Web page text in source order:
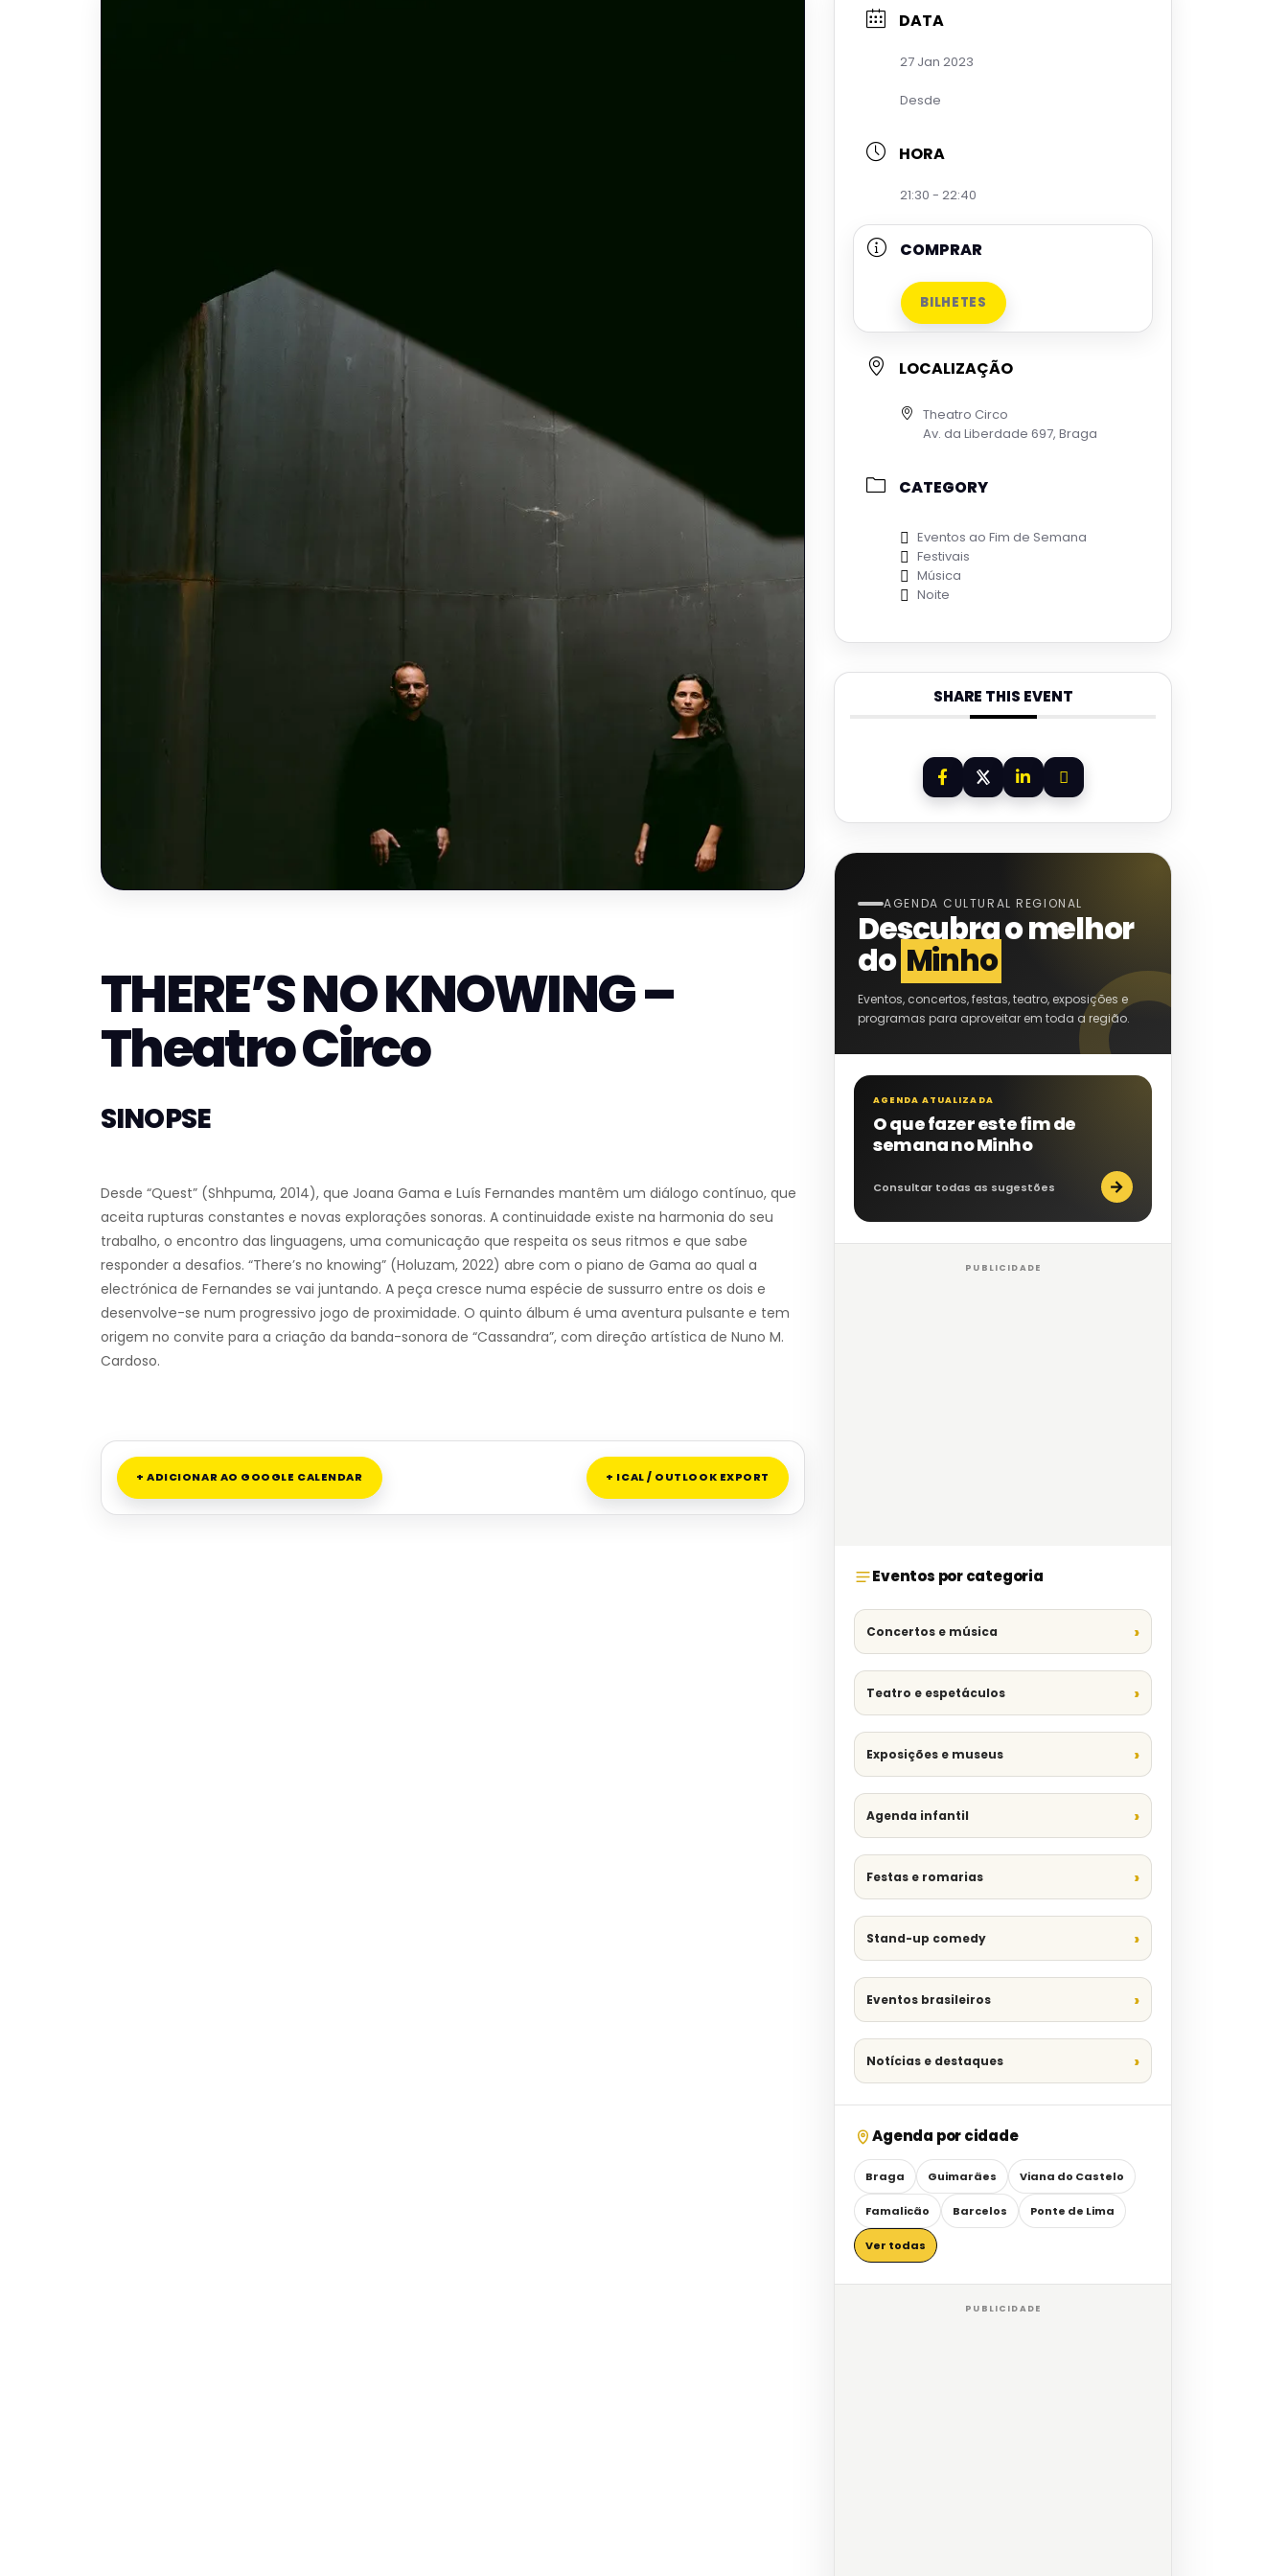
THERE’S NO KNOWING –
Theatro Circo
SINOPSE
Desde “Quest” (Shhpuma, 2014), que Joana Gama e Luís Fernandes mantêm um diálogo contínuo, que
aceita rupturas constantes e novas explorações sonoras. A continuidade existe na harmonia do seu
trabalho, o encontro das linguagens, uma comunicação que respeita os seus ritmos e que sabe
responder a desafios. “There’s no knowing” (Holuzam, 2022) abre com o piano de Gama ao qual a
electrónica de Fernandes se vai juntando. A peça cresce numa espécie de sussurro entre os dois e
desenvolve-se num progressivo jogo de proximidade. O quinto álbum é uma aventura pulsante e tem
origem no convite para a criação da banda-sonora de “Cassandra”, com direção artística de Nuno M.
Cardoso.
+ ADICIONAR AO GOOGLE CALENDAR + ICAL / OUTLOOK EXPORT
DATA
27 Jan 2023
Desde
HORA
21:30 - 22:40
COMPRAR
BILHETES
LOCALIZAÇÃO
Theatro Circo
Av. da Liberdade 697, Braga
CATEGORY
Eventos ao Fim de Semana
Festivais
Música
Noite
SHARE THIS EVENT
AGENDA CULTURAL REGIONAL
Descubra o melhor
do Minho
Eventos, concertos, festas, teatro, exposições e
programas para aproveitar em toda a região.
AGENDA ATUALIZADA
O que fazer este fim de
semana no Minho
Consultar todas as sugestões →
PUBLICIDADE
Eventos por categoria
Concertos e música
Teatro e espetáculos
Exposições e museus
Agenda infantil
Festas e romarias
Stand-up comedy
Eventos brasileiros
Notícias e destaques
Agenda por cidade
Braga Guimarães Viana do Castelo
Famalicão Barcelos Ponte de Lima
Ver todas
PUBLICIDADE